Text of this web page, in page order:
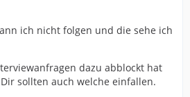
ich nicht folgen und die sehe ich
dazu abblockt hat
sollten auch welche einfallen.